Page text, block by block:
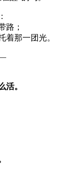
路；
着那一团光。
活。